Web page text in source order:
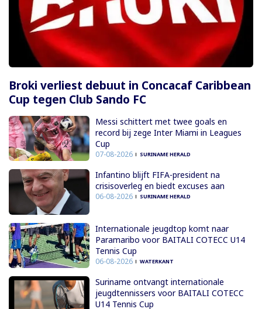
Broki verliest debuut in Concacaf Caribbean
Cup tegen Club Sando FC
Messi schittert met twee goals en
record bij zege Inter Miami in Leagues
Cup
07-08-2026 SURINAME HERALD
Infantino blijft FIFA-president na
crisisoverleg en biedt excuses aan
06-08-2026 SURINAME HERALD
Internationale jeugdtop komt naar
Paramaribo voor BAITALI COTECC U14
Tennis Cup
06-08-2026 WATERKANT
Suriname ontvangt internationale
jeugdtennissers voor BAITALI COTECC
U14 Tennis Cup